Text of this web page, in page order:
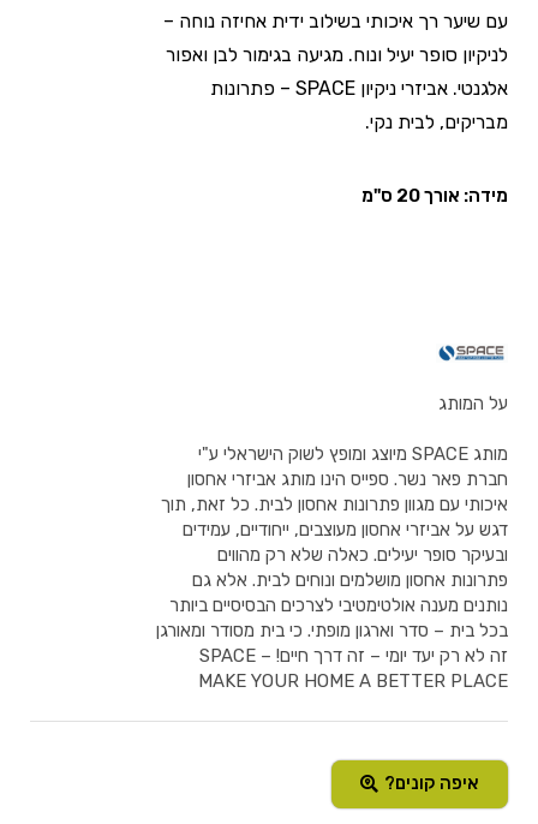
עם שיער רך איכותי בשילוב ידית אחיזה נוחה –
לניקיון סופר יעיל ונוח. מגיעה בגימור לבן ואפור
אלגנטי. אביזרי ניקיון SPACE – פתרונות
מבריקים, לבית נקי.
מידה: אורך 20 ס"מ
על המותג
מותג SPACE מיוצג ומופץ לשוק הישראלי ע"י
חברת פאר נשר. ספייס הינו מותג אביזרי אחסון
איכותי עם מגוון פתרונות אחסון לבית. כל זאת, תוך
דגש על אביזרי אחסון מעוצבים, ייחודיים, עמידים
ובעיקר סופר יעילים. כאלה שלא רק מהווים
פתרונות אחסון מושלמים ונוחים לבית. אלא גם
נותנים מענה אולטימטיבי לצרכים הבסיסיים ביותר
בכל בית – סדר וארגון מופתי. כי בית מסודר ומאורגן
זה לא רק יעד יומי – זה דרך חיים! SPACE –
MAKE YOUR HOME A BETTER PLACE
איפה קונים?